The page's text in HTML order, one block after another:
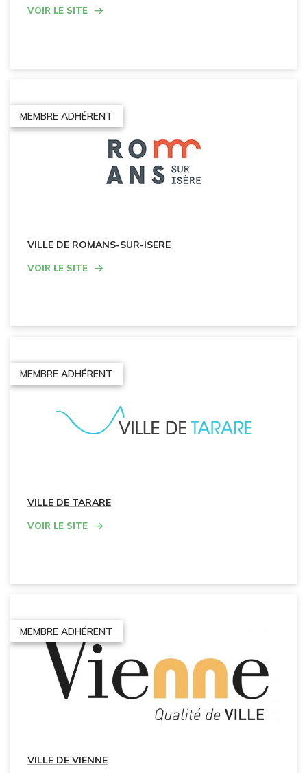
Voir le site
MEMBRE ADHÉRENT
VILLE DE ROMANS-SUR-ISERE
Voir le site
MEMBRE ADHÉRENT
VILLE DE TARARE
Voir le site
MEMBRE ADHÉRENT
VILLE DE VIENNE